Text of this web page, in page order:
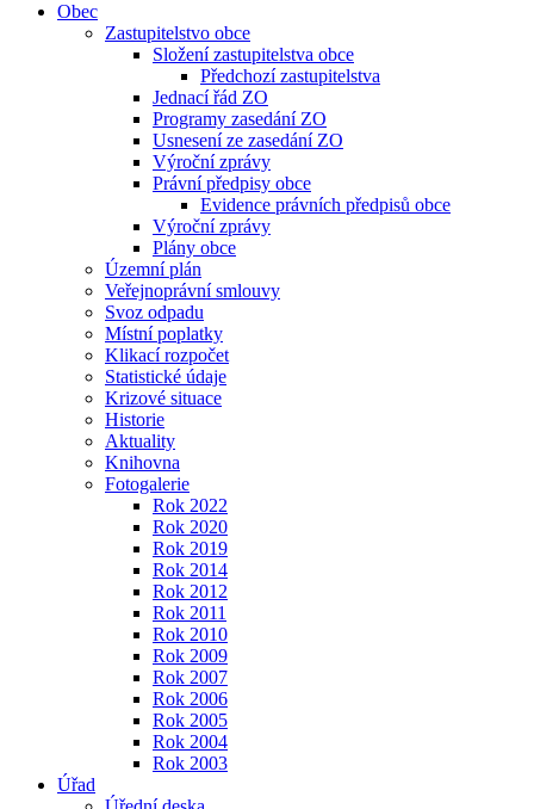
Obec
Zastupitelstvo obce
Složení zastupitelstva obce
Předchozí zastupitelstva
Jednací řád ZO
Programy zasedání ZO
Usnesení ze zasedání ZO
Výroční zprávy
Právní předpisy obce
Evidence právních předpisů obce
Výroční zprávy
Plány obce
Územní plán
Veřejnoprávní smlouvy
Svoz odpadu
Místní poplatky
Klikací rozpočet
Statistické údaje
Krizové situace
Historie
Aktuality
Knihovna
Fotogalerie
Rok 2022
Rok 2020
Rok 2019
Rok 2014
Rok 2012
Rok 2011
Rok 2010
Rok 2009
Rok 2007
Rok 2006
Rok 2005
Rok 2004
Rok 2003
Úřad